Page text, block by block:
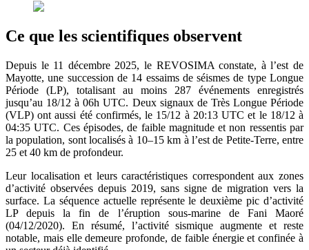
Ce que les scientifiques observent
Depuis le 11 décembre 2025, le REVOSIMA constate, à l’est de
Mayotte, une succession de 14 essaims de séismes de type Longue
Période (LP), totalisant au moins 287 événements enregistrés
jusqu’au 18/12 à 06h UTC. Deux signaux de Très Longue Période
(VLP) ont aussi été confirmés, le 15/12 à 20:13 UTC et le 18/12 à
04:35 UTC. Ces épisodes, de faible magnitude et non ressentis par
la population, sont localisés à 10–15 km à l’est de Petite-Terre, entre
25 et 40 km de profondeur.
Leur localisation et leurs caractéristiques correspondent aux zones
d’activité observées depuis 2019, sans signe de migration vers la
surface. La séquence actuelle représente le deuxième pic d’activité
LP depuis la fin de l’éruption sous-marine de Fani Maoré
(04/12/2020). En résumé, l’activité sismique augmente et reste
notable, mais elle demeure profonde, de faible énergie et confinée à